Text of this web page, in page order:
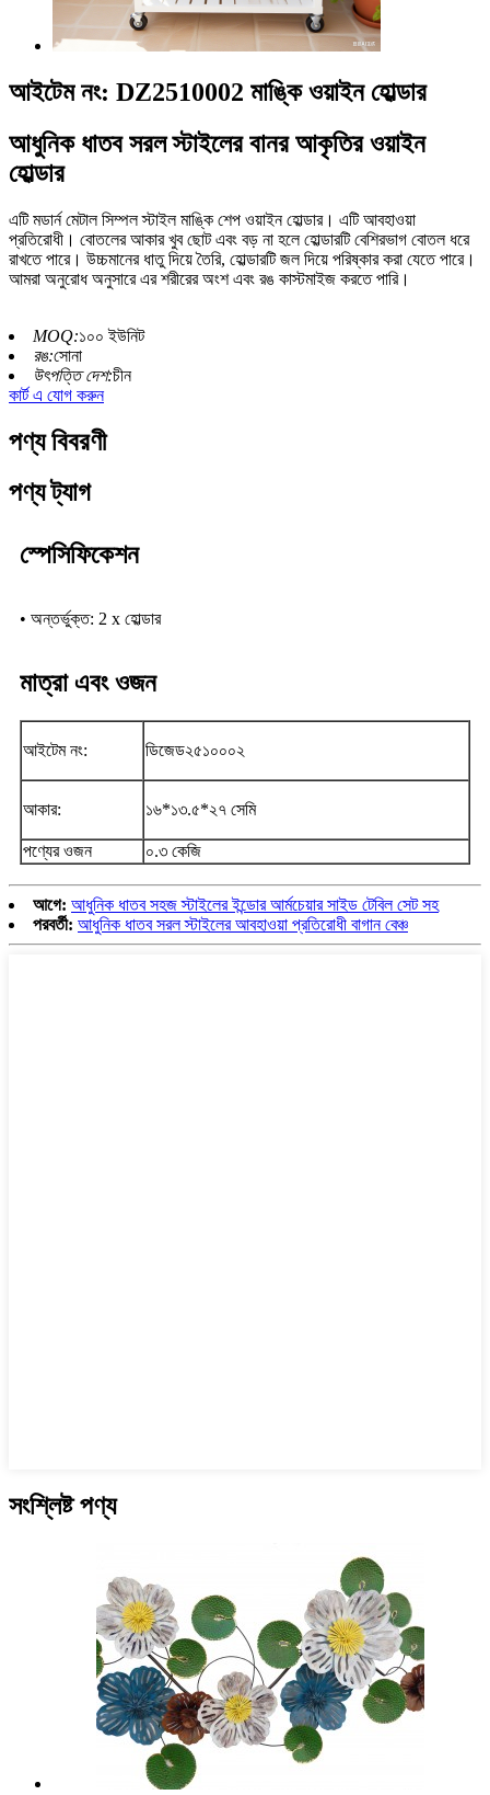
আইটেম নং: DZ2510002 মাঙ্কি ওয়াইন হোল্ডার
আধুনিক ধাতব সরল স্টাইলের বানর আকৃতির ওয়াইন
হোল্ডার
এটি মডার্ন মেটাল সিম্পল স্টাইল মাঙ্কি শেপ ওয়াইন হোল্ডার। এটি আবহাওয়া
প্রতিরোধী। বোতলের আকার খুব ছোট এবং বড় না হলে হোল্ডারটি বেশিরভাগ বোতল ধরে
রাখতে পারে। উচ্চমানের ধাতু দিয়ে তৈরি, হোল্ডারটি জল দিয়ে পরিষ্কার করা যেতে পারে।
আমরা অনুরোধ অনুসারে এর শরীরের অংশ এবং রঙ কাস্টমাইজ করতে পারি।
MOQ:১০০ ইউনিট
রঙ:সোনা
উৎপত্তি দেশ:চীন
কার্ট এ যোগ করুন
পণ্য বিবরণী
পণ্য ট্যাগ
স্পেসিফিকেশন
• অন্তর্ভুক্ত: 2 x হোল্ডার
মাত্রা এবং ওজন
আইটেম নং: ডিজেড২৫১০০০২
আকার: ১৬*১৩.৫*২৭ সেমি
পণ্যের ওজন ০.৩ কেজি
আগে: আধুনিক ধাতব সহজ স্টাইলের ইন্ডোর আর্মচেয়ার সাইড টেবিল সেট সহ
পরবর্তী: আধুনিক ধাতব সরল স্টাইলের আবহাওয়া প্রতিরোধী বাগান বেঞ্চ
সংশ্লিষ্ট পণ্য